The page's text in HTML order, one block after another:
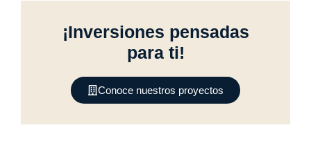
¡Inversiones pensadas
para ti!
Conoce nuestros proyectos